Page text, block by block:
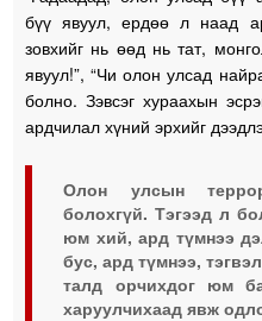
бүү явуул, ердөө л наад
зовхийг нь өөд нь тат,
явуул!”, “Чи олон улсад
болно. Зэвсэг хураахын
ардчилал хүний эрхийг
Олон улсын
болохгүй. Тэгээд л
юм хий, ард түмнээ
бус, ард түмнээ,
талд орчихдог юм
харуулчихаад явж